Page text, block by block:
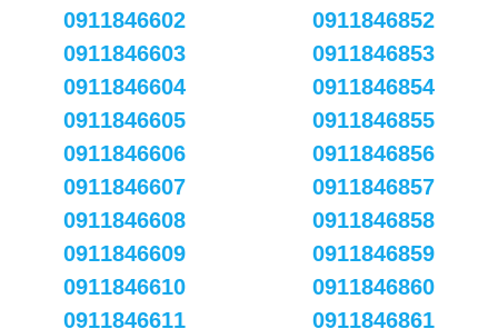
0911846602
0911846603
0911846604
0911846605
0911846606
0911846607
0911846608
0911846609
0911846610
0911846611
0911846852
0911846853
0911846854
0911846855
0911846856
0911846857
0911846858
0911846859
0911846860
0911846861